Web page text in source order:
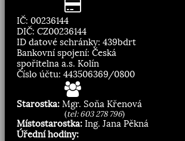
IČ: 00236144
DIČ: CZ00236144
ID datové schránky: 439bdrt
Bankovní spojení: Česká
spořitelna a.s. Kolín
Číslo účtu: 443506369/0800
Starostka: Mgr. Soňa Křenová
(tel: 603 278 796)
Místostarostka: Ing. Jana Pěkná
Úřední hodiny: